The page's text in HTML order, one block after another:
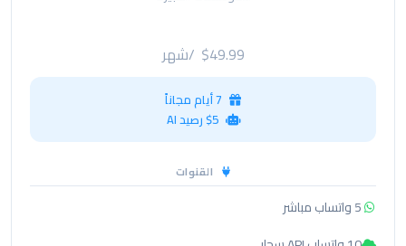
$49.99 /شهر
$5 رصيد AI
القنوات
5 واتساب مباشر